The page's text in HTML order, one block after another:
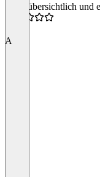
“sehr übersichtlich
A